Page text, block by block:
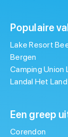
Populaire
Lake Resort
Bergen
Camping Union
Landal Het
Een greep
Corendon